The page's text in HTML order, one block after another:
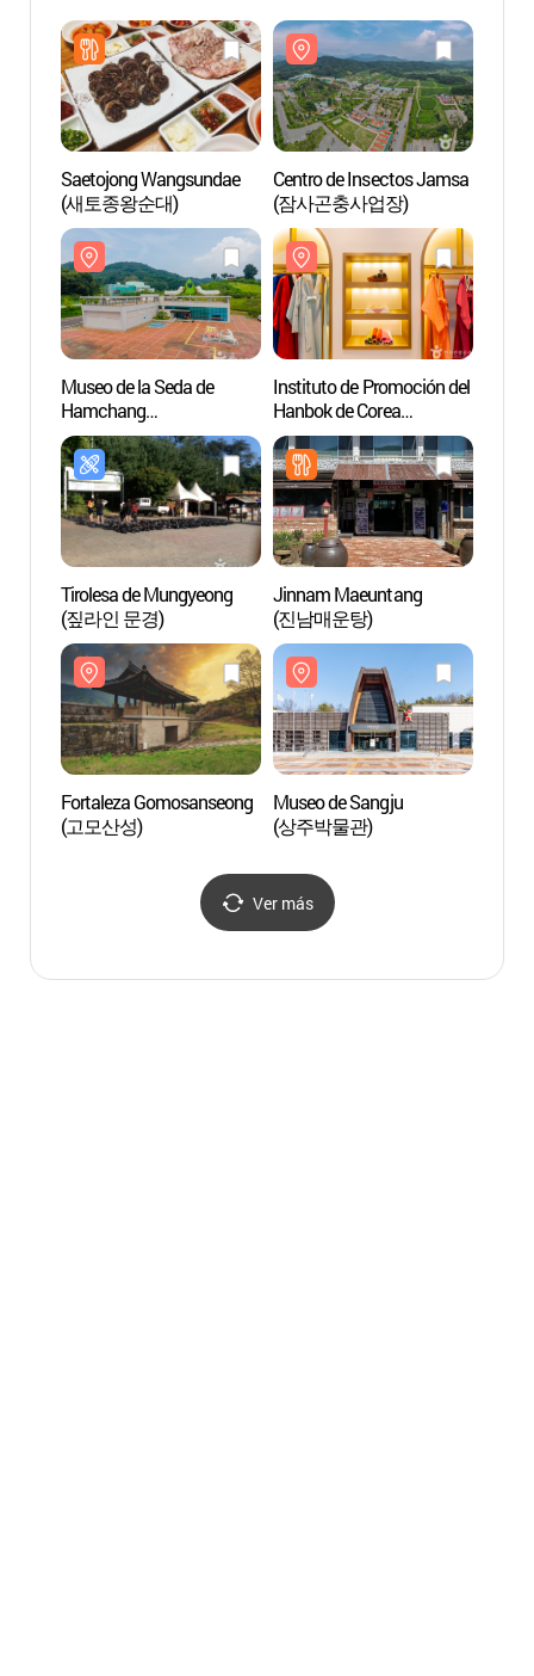
Saetojong Wangsundae
(새토종왕순대)
Centro de Insectos Jamsa
(잠사곤충사업장)
Museo de la Seda de
Hamchang
(함창명주박물관)
Instituto de Promoción del
Hanbok de Corea
(한국한복진흥원)
Tirolesa de Mungyeong
(짚라인 문경)
Jinnam Maeuntang
(진남매운탕)
Fortaleza Gomosanseong
(고모산성)
Museo de Sangju
(상주박물관)
Ver más